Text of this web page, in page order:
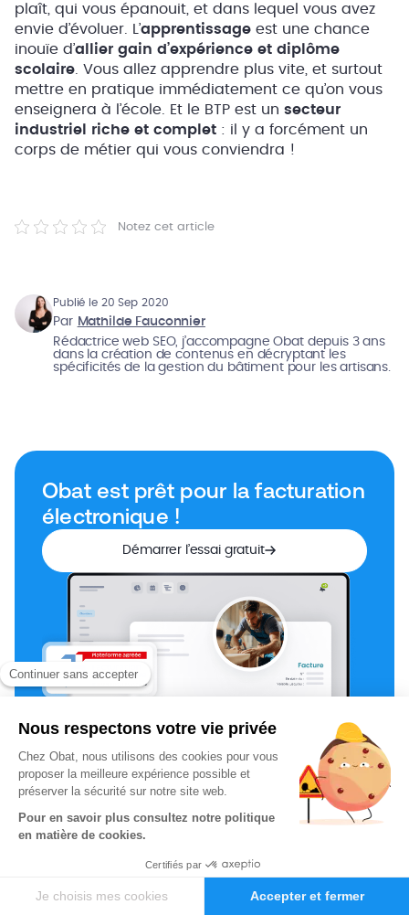
plaît, qui vous épanouit, et dans lequel vous avez
envie d’évoluer. L’apprentissage est une chance
inouïe d’allier gain d’expérience et diplôme
scolaire . Vous allez apprendre plus vite, et surtout
mettre en pratique immédiatement ce qu’on vous
enseignera à l’école. Et le BTP est un secteur
industriel riche et complet : il y a forcément un
corps de métier qui vous conviendra !
Notez cet article
Publié le 20 Sep 2020
Par Mathilde Fauconnier
Rédactrice web SEO, j’accompagne Obat depuis 3 ans
dans la création de contenus en décryptant les
spécificités de la gestion du bâtiment pour les artisans.
Obat est prêt pour la facturation
électronique !
Démarrer l’essai gratuit